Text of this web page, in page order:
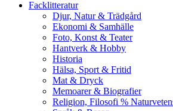
Facklitteratur
Djur, Natur & Trädgård
Ekonomi & Samhälle
Foto, Konst & Teater
Hantverk & Hobby
Historia
Hälsa, Sport & Fritid
Mat & Dryck
Memoarer & Biografier
Religion, Filosofi %